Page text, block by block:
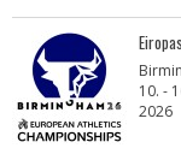
10. -
2026